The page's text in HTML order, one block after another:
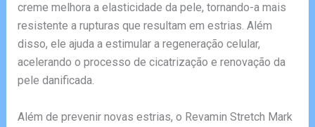
creme melhora a elasticidade da pele, tornando-a mais
resistente a rupturas que resultam em estrias. Além
disso, ele ajuda a estimular a regeneração celular,
acelerando o processo de cicatrização e renovação da
pele danificada.
Além de prevenir novas estrias, o Revamin Stretch Mark